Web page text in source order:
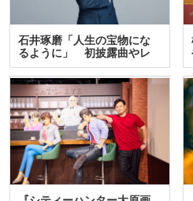
石井琢磨「人生の宝物にな
るように」 初披露曲やレ
ア…